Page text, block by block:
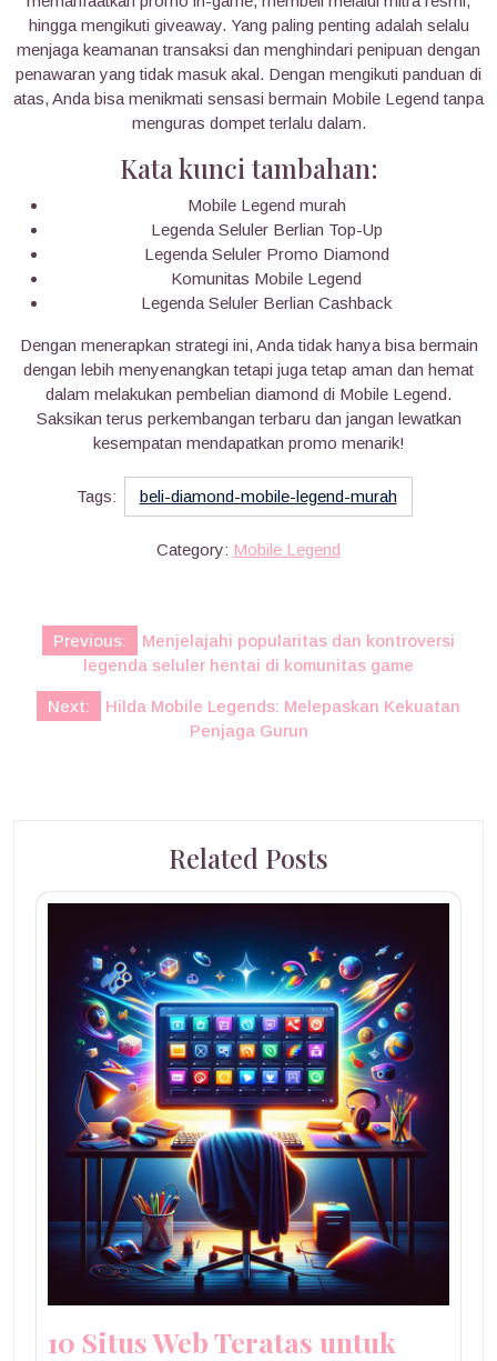
hingga mengikuti giveaway. Yang paling penting adalah selalu
menjaga keamanan transaksi dan menghindari penipuan dengan
penawaran yang tidak masuk akal. Dengan mengikuti panduan di
atas, Anda bisa menikmati sensasi bermain Mobile Legend tanpa
menguras dompet terlalu dalam.
Kata kunci tambahan:
Mobile Legend murah
Legenda Seluler Berlian Top-Up
Legenda Seluler Promo Diamond
Komunitas Mobile Legend
Legenda Seluler Berlian Cashback
Dengan menerapkan strategi ini, Anda tidak hanya bisa bermain
dengan lebih menyenangkan tetapi juga tetap aman dan hemat
dalam melakukan pembelian diamond di Mobile Legend.
Saksikan terus perkembangan terbaru dan jangan lewatkan
kesempatan mendapatkan promo menarik!
Tags: beli-diamond-mobile-legend-murah
Category: Mobile Legend
Post
navigation
Previous:
Menjelajahi popularitas dan kontroversi
legenda seluler hentai di komunitas game
Next:
Hilda Mobile Legends: Melepaskan Kekuatan
Penjaga Gurun
Related Posts
10 Situs Web Teratas untuk